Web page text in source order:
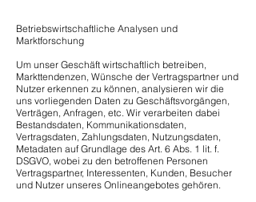
Betriebswirtschaftliche Analysen und
Marktforschung
Um unser Geschäft wirtschaftlich betreiben,
Markttendenzen, Wünsche der Vertragspartner und
Nutzer erkennen zu können, analysieren wir die
uns vorliegenden Daten zu Geschäftsvorgängen,
Verträgen, Anfragen, etc. Wir verarbeiten dabei
Bestandsdaten, Kommunikationsdaten,
Vertragsdaten, Zahlungsdaten, Nutzungsdaten,
Metadaten auf Grundlage des Art. 6 Abs. 1 lit. f.
DSGVO, wobei zu den betroffenen Personen
Vertragspartner, Interessenten, Kunden, Besucher
und Nutzer unseres Onlineangebotes gehören.